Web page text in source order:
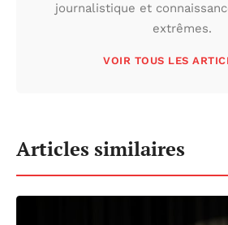
journalistique et
extrêmes.
VOIR TOUS LES
Articles similaires